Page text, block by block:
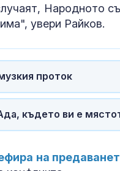
Народното
увери Райков.
проток
където ви е
на